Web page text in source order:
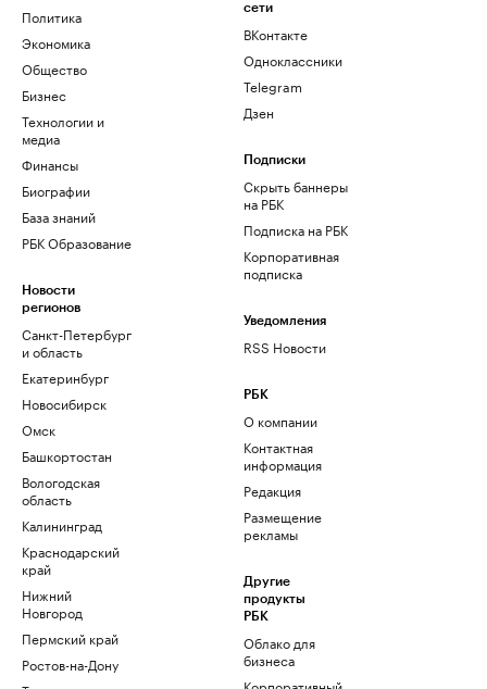
Политика
Экономика
Общество
Бизнес
Технологии и
медиа
Финансы
Биографии
База знаний
РБК Образование
Новости
регионов
Санкт-Петербург
и область
Екатеринбург
Новосибирск
Омск
Башкортостан
Вологодская
область
Калининград
Краснодарский
край
Нижний
Новгород
Пермский край
Ростов-на-Дону
сети
ВКонтакте
Одноклассники
Telegram
Дзен
Подписки
Скрыть баннеры
на РБК
Подписка на РБК
Корпоративная
подписка
Уведомления
RSS Новости
РБК
О компании
Контактная
информация
Редакция
Размещение
рекламы
Другие
продукты
РБК
Облако для
бизнеса